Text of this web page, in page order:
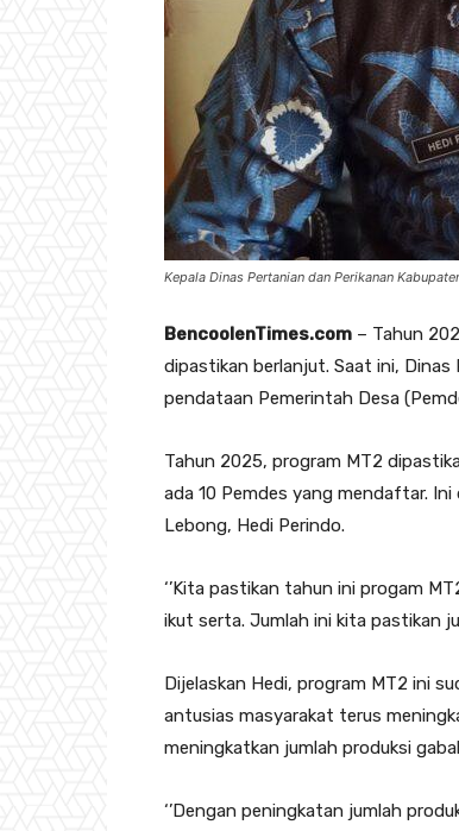
Kepala Dinas Pertanian dan Perikanan
BencoolenTimes.com – Tahun
dipastikan berlanjut. Saat ini, Dinas
pendataan Pemerintah Desa
Tahun 2025, program MT2
ada 10 Pemdes yang mendaftar.
Lebong, Hedi Perindo.
‘’Kita pastikan tahun ini progam
ikut serta. Jumlah ini kita pastikan
Dijelaskan Hedi, program MT2 ini
antusias masyarakat terus
meningkatkan jumlah produksi
‘’Dengan peningkatan jumlah